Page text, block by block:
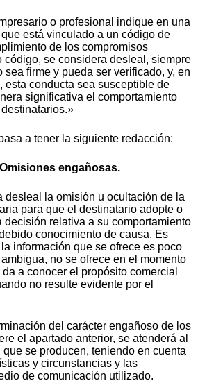
o profesional indique en una
está vinculado a un código de
de los compromisos
código, se considera desleal, siempre
sea firme y pueda ser verificado, y, en
esta conducta sea susceptible de
significativa el comportamiento
a tener la siguiente redacción:
engañosas.
desleal la omisión u ocultación de la
para que el destinatario adopte o
decisión relativa a su comportamiento
conocimiento de causa. Es
información que se ofrece es poco
no se ofrece en el momento
a conocer el propósito comercial
no resulte evidente por el
del carácter engañoso de los
el apartado anterior, se atenderá al
se producen, teniendo en cuenta
y circunstancias y las
de comunicación utilizado.